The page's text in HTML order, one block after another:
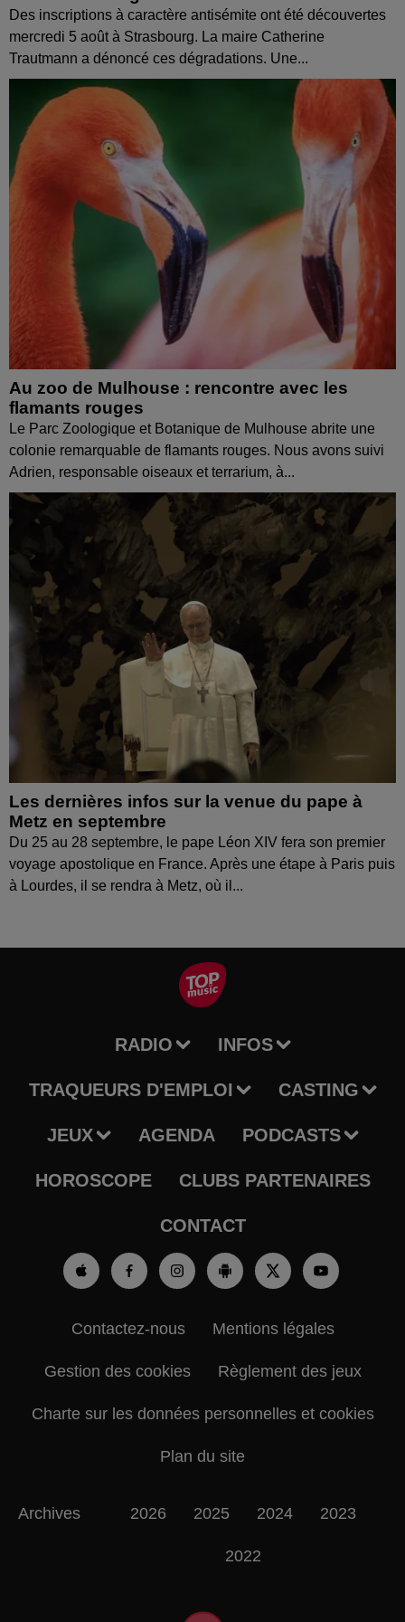
Des inscriptions à caractère antisémite ont été découvertes
mercredi 5 août à Strasbourg. La maire Catherine
Trautmann a dénoncé ces dégradations. Une...
Au zoo de Mulhouse : rencontre avec les
flamants rouges
Le Parc Zoologique et Botanique de Mulhouse abrite une
colonie remarquable de flamants rouges. Nous avons suivi
Adrien, responsable oiseaux et terrarium, à...
Les dernières infos sur la venue du pape à
Metz en septembre
Du 25 au 28 septembre, le pape Léon XIV fera son premier
voyage apostolique en France. Après une étape à Paris puis
à Lourdes, il se rendra à Metz, où il...
RADIO INFOS
TRAQUEURS D'EMPLOI CASTING
JEUX AGENDA PODCASTS
HOROSCOPE CLUBS PARTENAIRES
CONTACT
Contactez-nous Mentions légales
Gestion des cookies Règlement des jeux
Charte sur les données personnelles et cookies
Plan du site
Archives 2026 2025 2024 2023
2022